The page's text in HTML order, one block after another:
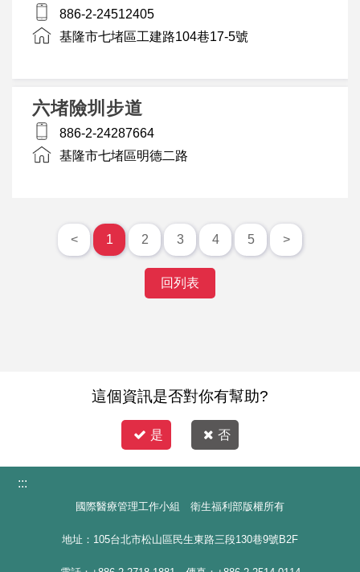
886-2-24512405
基隆市七堵區工建路104巷17-5號
六堵險圳步道
886-2-24287664
基隆市七堵區明德二路
< 1 2 3 4 5 >
回列表
這個資訊是否對你有幫助?
是 否
:::
國際醫療管理工作小組 衛生福利部版權所有
地址：105台北市松山區民生東路三段130巷9號B2F